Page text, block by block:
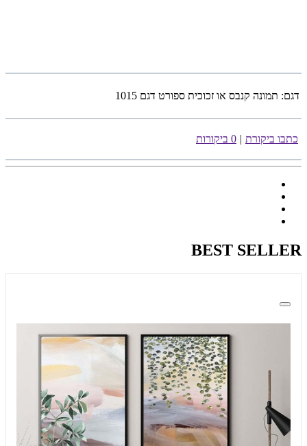
דגם: תמונה קנבס או זכוכית ספורט דגם 1015
כתבו ביקורת | 0 ביקורות
BEST SELLER